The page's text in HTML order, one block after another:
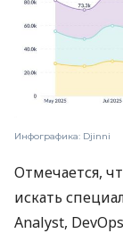
Инфографика: Djinni
Отмечается,
искать
Analyst,